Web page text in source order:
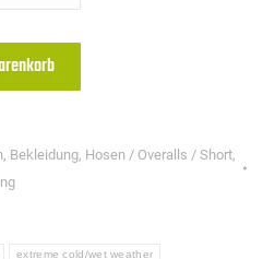
, Bekleidung, Hosen / Overalls / Short,
extreme cold/wet weather